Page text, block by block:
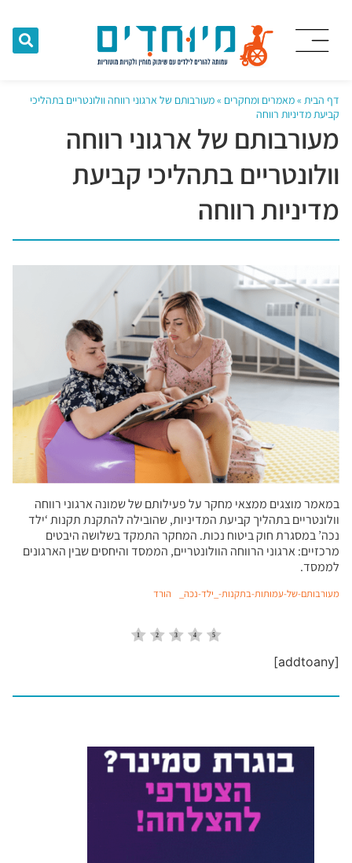
דף הבית »מאמרים ומחקרים »מעורבותם של ארגוני רווחה וולונטריים בתהליכי
קביעת מדיניות רווחה
מעורבותם של ארגוני רווחה
וולונטריים בתהליכי קביעת
מדיניות רווחה
במאמר מוצגים ממצאי מחקר על פעילותם של שמונה ארגוני רווחה
וולונטריים בתהליך קביעת המדיניות, שהובילה להתקנת תקנות ‘ילד
נכה’ במסגרת חוק ביטוח נכות. המחקר התמקד בשלושה היבטים
מרכזיים: ארגוני הרווחה הוולונטריים, הממסד והיחסים שבין הארגונים
לממסד.
מעורבותם-של-עמותות-בתקנות-_ילד-נכה_ הורד
[addtoany]